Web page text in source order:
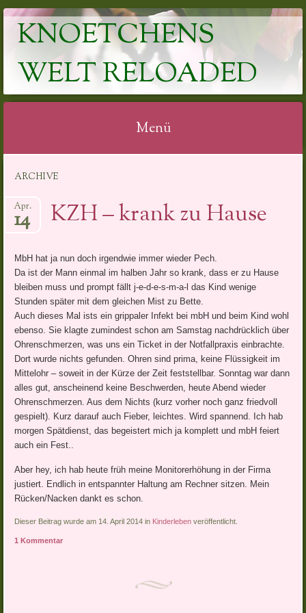
KNOETCHENS
WELT RELOADED
Menü
Inhalt
ARCHIVE
KZH – krank zu Hause
Apr.
14
MbH hat ja nun doch irgendwie immer wieder Pech.
Da ist der Mann einmal im halben Jahr so krank, dass er zu Hause
bleiben muss und prompt fällt j-e-d-e-s-m-a-l das Kind wenige
Stunden später mit dem gleichen Mist zu Bette.
Auch dieses Mal ists ein grippaler Infekt bei mbH und beim Kind wohl
ebenso. Sie klagte zumindest schon am Samstag nachdrücklich über
Ohrenschmerzen, was uns ein Ticket in der Notfallpraxis einbrachte.
Dort wurde nichts gefunden. Ohren sind prima, keine Flüssigkeit im
Mittelohr – soweit in der Kürze der Zeit feststellbar. Sonntag war dann
alles gut, anscheinend keine Beschwerden, heute Abend wieder
Ohrenschmerzen. Aus dem Nichts (kurz vorher noch ganz friedvoll
gespielt). Kurz darauf auch Fieber, leichtes. Wird spannend. Ich hab
morgen Spätdienst, das begeistert mich ja komplett und mbH feiert
auch ein Fest..
Aber hey, ich hab heute früh meine Monitorerhöhung in der Firma
justiert. Endlich in entspannter Haltung am Rechner sitzen. Mein
Rücken/Nacken dankt es schon.
Dieser Beitrag wurde am 14. April 2014 in Kinderleben veröffentlicht.
1 Kommentar